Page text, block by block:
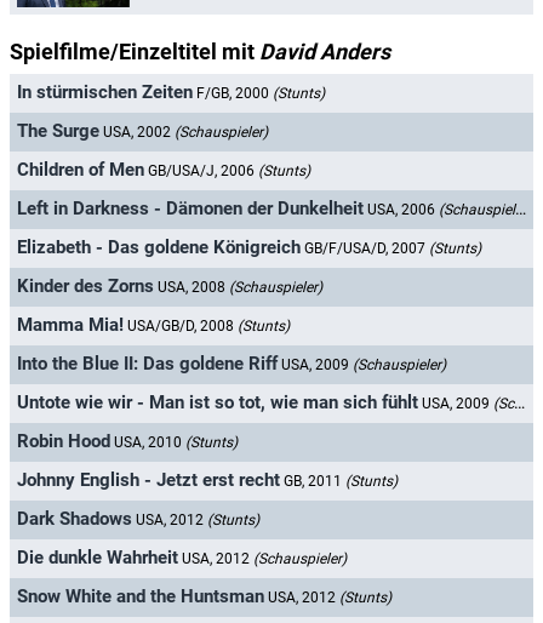
Spielfilme/Einzeltitel mit David Anders
In stürmischen Zeiten F/GB, 2000 (Stunts)
The Surge USA, 2002 (Schauspieler)
Children of Men GB/USA/J, 2006 (Stunts)
Left in Darkness - Dämonen der Dunkelheit USA, 2006 (Schauspieler)
Elizabeth - Das goldene Königreich GB/F/USA/D, 2007 (Stunts)
Kinder des Zorns USA, 2008 (Schauspieler)
Mamma Mia! USA/GB/D, 2008 (Stunts)
Into the Blue II: Das goldene Riff USA, 2009 (Schauspieler)
Untote wie wir - Man ist so tot, wie man sich fühlt USA, 2009 (Schauspieler)
Robin Hood USA, 2010 (Stunts)
Johnny English - Jetzt erst recht GB, 2011 (Stunts)
Dark Shadows USA, 2012 (Stunts)
Die dunkle Wahrheit USA, 2012 (Schauspieler)
Snow White and the Huntsman USA, 2012 (Stunts)